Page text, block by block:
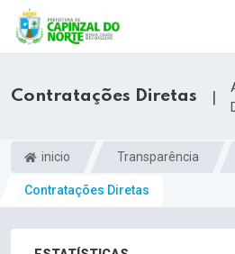
Contratações Diretas |
inicio Transparência
Contratações Diretas